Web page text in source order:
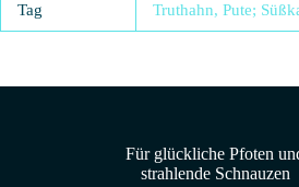
Tag Truthahn, Pute;
Für glückliche Pfoten
strahlende Schnauzen